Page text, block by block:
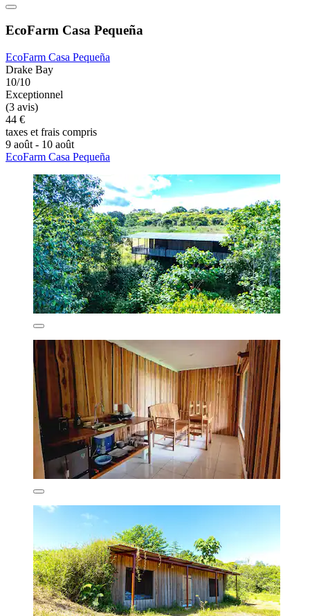
EcoFarm Casa Pequeña
EcoFarm Casa Pequeña
Drake Bay
10/10
Exceptionnel
(3 avis)
44 €
taxes et frais compris
9 août - 10 août
EcoFarm Casa Pequeña